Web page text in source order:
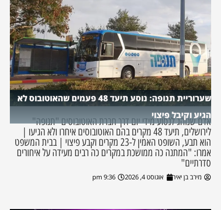
שערוריית תנופה: נוסע תיעד 48 פעמים שהאוטובוס לא
הגיע וקיבל פיצוי
אדם שנוהג לנסוע מידי יום דרך חברת האוטובוסים "תנופה"
לירושלים, תיעד 48 מקרים בהם האוטובוסים איחרו ולא הגיעו |
הוא תבע, השופט האמין ל-23 מקרים וקבע פיצוי | בבית המשפט
אמרו: "המתנה כה ממושכת במקרים כה רבים מעידה על איחורים
סדרתיים"
מירב בן יאיר אוגוסט 4, 2026 9:36 pm